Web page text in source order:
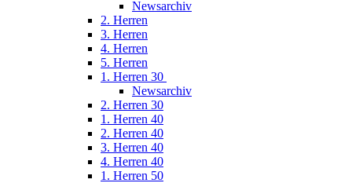
Newsarchiv
2. Herren
3. Herren
4. Herren
5. Herren
1. Herren 30
Newsarchiv
2. Herren 30
1. Herren 40
2. Herren 40
3. Herren 40
4. Herren 40
1. Herren 50